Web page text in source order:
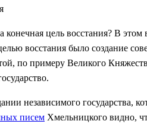
конечная цель восстания? В
восстания было создание
по примеру Великого
независимого государства,
писем Хмельницкого видно,